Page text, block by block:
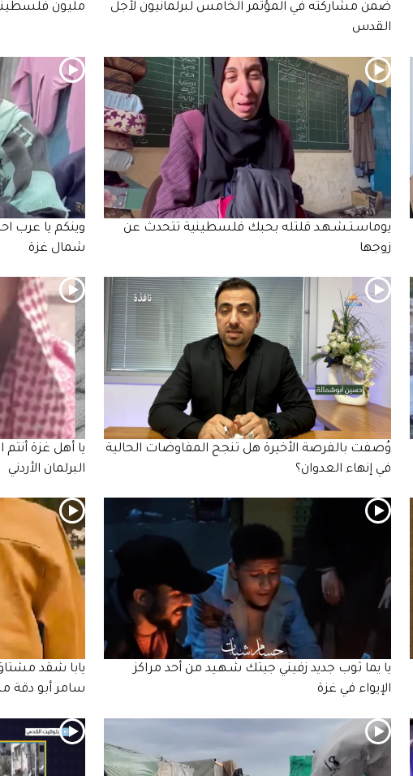
ضمن مشاركته في المؤتمر الخامس لبرلمانيون لأجل
القدس
مليون
يوماسـتـشـهـد قلتله بحبك فلسطينية تتحدث عن
زوجها
وينكم يا عرب
شمال غزة
وُصفت بالفرصة الأخيرة هل تنجح المفاوضات الحالية
في إنهاء العدوان؟
يا أهل غزة
البرلمان الأردني
يا يما ثوب جديد زفيني جيتك شـهـيد من أحد مراكز
الإيواء في غزة
يابا شقد
سامر أبو دقة